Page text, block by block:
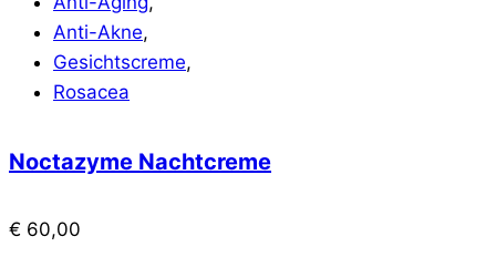
Anti-Akne,
Gesichtscreme,
Rosacea
Noctazyme Nachtcreme
€ 60,00